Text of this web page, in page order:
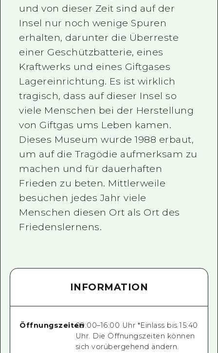
und von dieser Zeit sind auf der
Insel nur noch wenige Spuren
erhalten, darunter die Überreste
einer Geschützbatterie, eines
Kraftwerks und eines Giftgases
Lagereinrichtung. Es ist wirklich
tragisch, dass auf dieser Insel so
viele Menschen bei der Herstellung
von Giftgas ums Leben kamen.
Dieses Museum wurde 1988 erbaut,
um auf die Tragödie aufmerksam zu
machen und für dauerhaften
Frieden zu beten. Mittlerweile
besuchen jedes Jahr viele
Menschen diesen Ort als Ort des
Friedenslernens.
INFORMATION
Öffnungszeiten09:00–16:00 Uhr *Einlass bis 15:40
Uhr. Die Öffnungszeiten können
sich vorübergehend ändern.